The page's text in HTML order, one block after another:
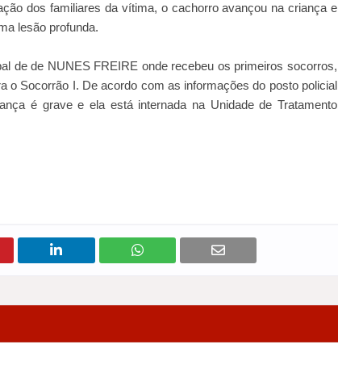
dos familiares da vítima, o cachorro avançou na criança e
lesão profunda.
de de NUNES FREIRE onde recebeu os primeiros socorros,
o Socorrão I. De acordo com as informações do posto policial
é grave e ela está internada na Unidade de Tratamento